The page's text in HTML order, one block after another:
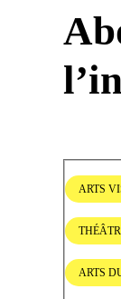
ARTS
ARTS